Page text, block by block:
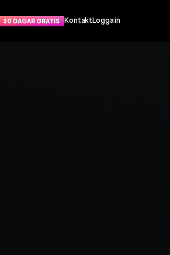
30 DAGAR GRATIS KontaktLogga in